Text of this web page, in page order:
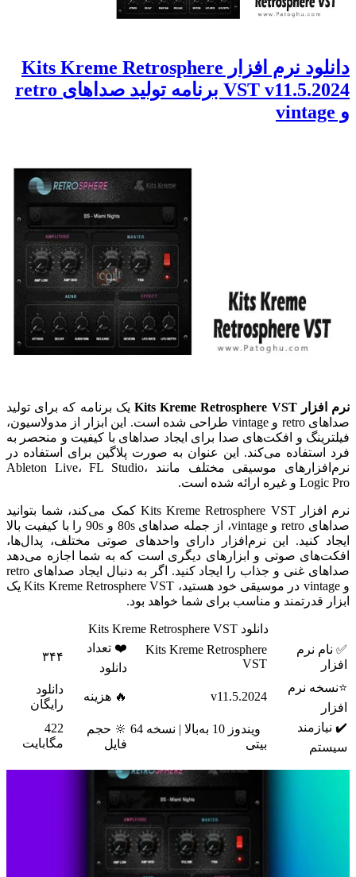
دانلود نرم افزار Kits Kreme Retrosphere
VST v11.5.2024 برنامه تولید صداهای retro
و vintage
نرم افزار Kits Kreme Retrosphere VST
یک برنامه که برای تولید
صداهای retro و vintage طراحی شده است. این ابزار از مدولاسیون،
فیلترینگ و افکت‌های صدا برای ایجاد صداهای با کیفیت و منحصر به
فرد استفاده می‌کند. این عنوان به صورت پلاگین برای استفاده در
نرم‌افزارهای موسیقی مختلف مانند Ableton Live، FL Studio،
Logic Pro و غیره ارائه شده است.
نرم افزار Kits Kreme Retrosphere VST کمک می‌کند، شما بتوانید
صداهای retro و vintage، از جمله صداهای 80s و 90s را با کیفیت بالا
ایجاد کنید. این نرم‌افزار دارای واحد‌های صوتی مختلف، پدال‌ها،
افکت‌های صوتی و ابزارهای دیگری است که به شما اجازه می‌دهد
صداهای غنی و جذاب را ایجاد کنید. اگر به دنبال ایجاد صداهای retro
و vintage در موسیقی خود هستید، Kits Kreme Retrosphere VST یک
ابزار قدرتمند و مناسب برای شما خواهد بود.
دانلود Kits Kreme Retrosphere VST
✅ نام نرم
افزار
Kits Kreme Retrosphere
VST
❤️ تعداد
دانلود
۳۴۴
⭐نسخه نرم
افزار
v11.5.2024 🔥 هزینه
دانلود
رایگان
✔️ نیازمند
سیستم
ویندوز 10 به‌بالا | نسخه 64
بیتی
🔆 حجم
فایل
422
مگابایت